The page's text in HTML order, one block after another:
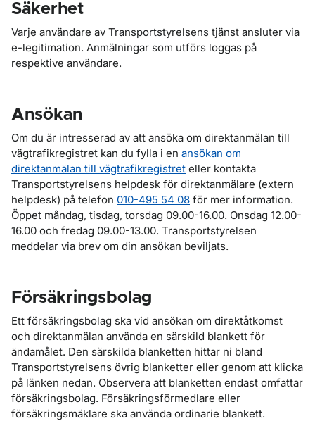
Säkerhet
Varje användare av Transportstyrelsens tjänst ansluter via
e-legitimation. Anmälningar som utförs loggas på
respektive användare.
Ansökan
Om du är intresserad av att ansöka om direktanmälan till
vägtrafikregistret kan du fylla i en ansökan om
direktanmälan till vägtrafikregistret eller kontakta
Transportstyrelsens helpdesk för direktanmälare (extern
helpdesk) på telefon 010-495 54 08 för mer information.
Öppet måndag, tisdag, torsdag 09.00-16.00. Onsdag 12.00-
16.00 och fredag 09.00-13.00. Transportstyrelsen
meddelar via brev om din ansökan beviljats.
Försäkringsbolag
Ett försäkringsbolag ska vid ansökan om direktåtkomst
och direktanmälan använda en särskild blankett för
ändamålet. Den särskilda blanketten hittar ni bland
Transportstyrelsens övrig blanketter eller genom att klicka
på länken nedan. Observera att blanketten endast omfattar
försäkringsbolag. Försäkringsförmedlare eller
försäkringsmäklare ska använda ordinarie blankett.